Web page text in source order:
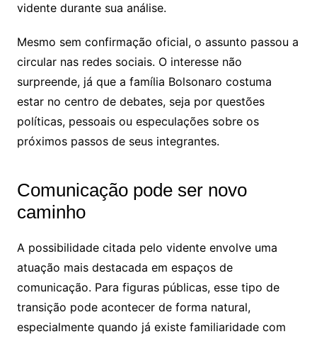
vidente durante sua análise.
Mesmo sem confirmação oficial, o assunto passou a
circular nas redes sociais. O interesse não
surpreende, já que a família Bolsonaro costuma
estar no centro de debates, seja por questões
políticas, pessoais ou especulações sobre os
próximos passos de seus integrantes.
Comunicação pode ser novo
caminho
A possibilidade citada pelo vidente envolve uma
atuação mais destacada em espaços de
comunicação. Para figuras públicas, esse tipo de
transição pode acontecer de forma natural,
especialmente quando já existe familiaridade com